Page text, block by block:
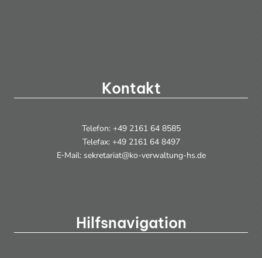
Kontakt
Telefon: +49 2161 64 8585
Telefax: +49 2161 64 8497
E‑Mail: sekretariat@ko-verwaltung-hs.de
Hilfsnavigation